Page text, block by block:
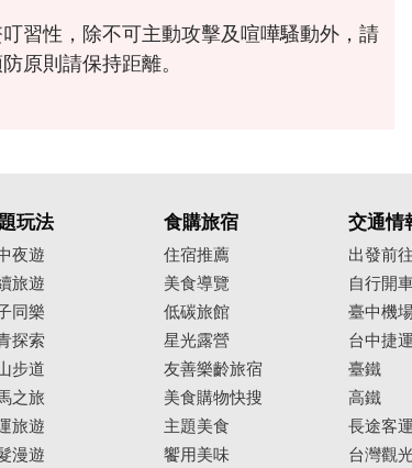
習性，除不可主動攻擊及喧嘩騷動外，請
原則請保持距離。
玩法
夜遊
旅遊
同樂
探索
步道
之旅
旅遊
漫遊
食購旅宿
住宿推薦
美食導覽
低碳旅館
星光露營
友善樂齡旅宿
美食購物快搜
主題美食
饗用美味
交通情
出發前
自行開
臺中機
台中捷運
臺鐵
高鐵
長途客運
台灣觀